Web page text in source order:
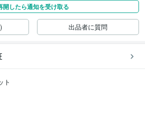
開したら通知を受け取る
出品者に質問
ト